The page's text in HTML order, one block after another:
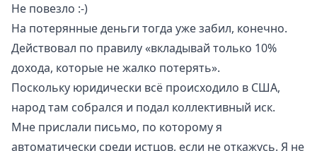
Не повезло :-)
На потерянные деньги тогда уже забил, конечно.
Действовал по правилу «вкладывай только 10%
дохода, которые не жалко потерять».
Поскольку юридически всё происходило в США,
народ там собрался и подал коллективный иск.
Мне прислали письмо, по которому я
автоматически среди истцов, если не откажусь. Я не